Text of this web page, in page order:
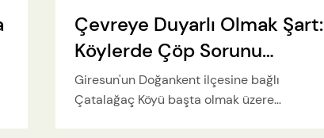
Çevreye Duyarlı Olmak Şart:
Köylerde Çöp Sorunu
Büyüyor
Giresun'un Doğankent ilçesine bağlı
Çatalağaç Köyü başta olmak üzere